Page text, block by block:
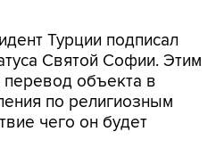
перевод объекта в
по религиозным
чего он будет
совет